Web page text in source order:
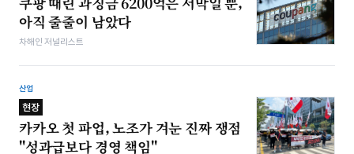
아직 줄줄이 남았다
차해인 저널리스트
산업
현장
카카오 첫 파업, 노조가 겨눈 진짜 쟁점
"성과급보다 경영 책임"